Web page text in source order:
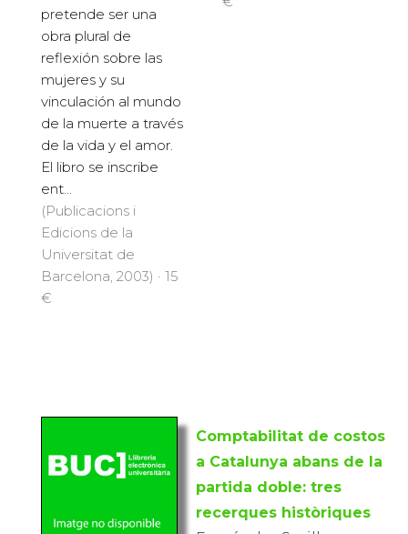
pretende ser una
obra plural de
reflexión sobre las
mujeres y su
vinculación al mundo
de la muerte a través
de la vida y el amor.
El libro se inscribe
ent...
(Publicacions i
Edicions de la
Universitat de
Barcelona, 2003) · 15
€
Comptabilitat de costos
a Catalunya abans de la
partida doble: tres
recerques històriques